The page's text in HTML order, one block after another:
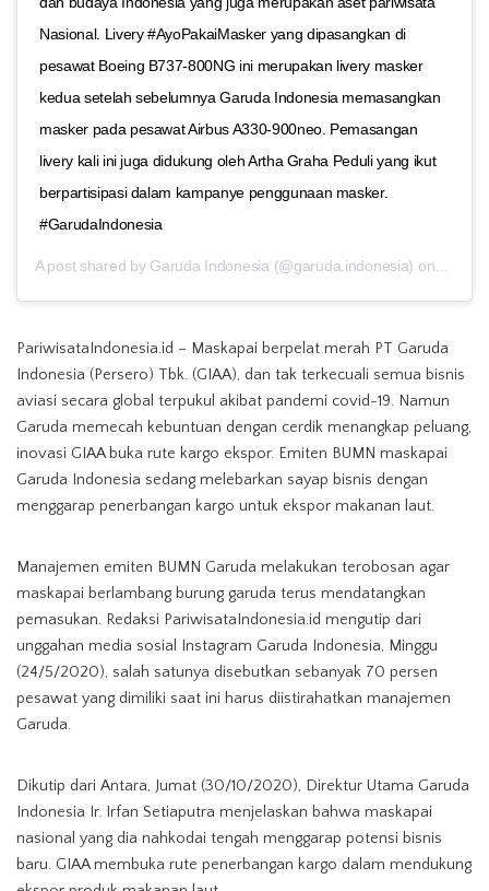
Nasional. Livery #AyoPakaiMasker yang dipasangkan di
pesawat Boeing B737-800NG ini merupakan livery masker
kedua setelah sebelumnya Garuda Indonesia memasangkan
masker pada pesawat Airbus A330-900neo. Pemasangan
livery kali ini juga didukung oleh Artha Graha Peduli yang ikut
berpartisipasi dalam kampanye penggunaan masker.
#GarudaIndonesia
A post shared by Garuda Indonesia (@garuda.indonesia) on
PariwisataIndonesia.id – Maskapai berpelat merah PT Garuda
Indonesia (Persero) Tbk. (GIAA), dan tak terkecuali semua bisnis
aviasi secara global terpukul akibat pandemi covid-19. Namun
Garuda memecah kebuntuan dengan cerdik menangkap peluang,
inovasi GIAA buka rute kargo ekspor. Emiten BUMN maskapai
Garuda Indonesia sedang melebarkan sayap bisnis dengan
menggarap penerbangan kargo untuk ekspor makanan laut.
Manajemen emiten BUMN Garuda melakukan terobosan agar
maskapai berlambang burung garuda terus mendatangkan
pemasukan. Redaksi PariwisataIndonesia.id mengutip dari
unggahan media sosial Instagram Garuda Indonesia, Minggu
(24/5/2020), salah satunya disebutkan sebanyak 70 persen
pesawat yang dimiliki saat ini harus diistirahatkan manajemen
Garuda.
Dikutip dari Antara, Jumat (30/10/2020), Direktur Utama Garuda
Indonesia Ir. Irfan Setiaputra menjelaskan bahwa maskapai
nasional yang dia nahkodai tengah menggarap potensi bisnis
baru. GIAA membuka rute penerbangan kargo dalam mendukung